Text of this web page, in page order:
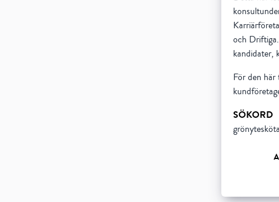
och
kandidater,
För den
SÖKORD